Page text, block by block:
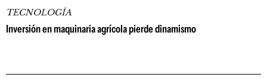
TECNOLOGÍA
Inversión en maquinaria agrícola pierde dinamismo